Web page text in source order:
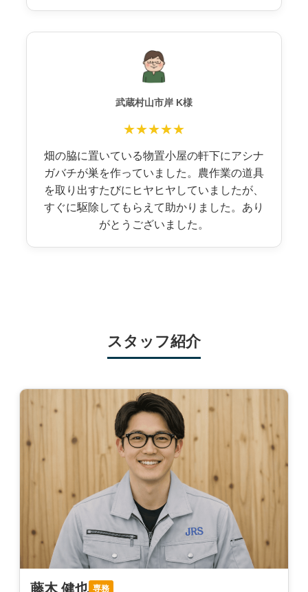
武蔵村山市岸 K様
★★★★★
畑の脇に置いている物置小屋の軒下にアシナ
ガバチが巣を作っていました。農作業の道具
を取り出すたびにヒヤヒヤしていましたが、
すぐに駆除してもらえて助かりました。あり
がとうございました。
スタッフ紹介
藤木 健也 専務